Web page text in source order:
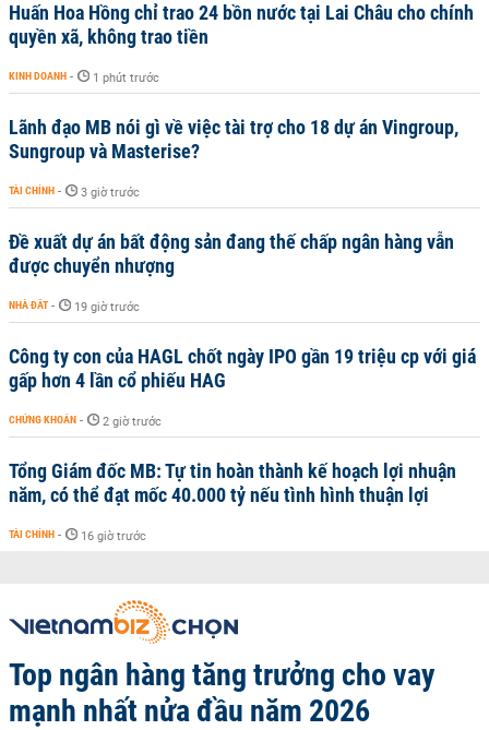
Huấn Hoa Hồng chỉ trao 24 bồn nước tại Lai Châu cho chính
quyền xã, không trao tiền
KINH DOANH - 1 phút trước
Lãnh đạo MB nói gì về việc tài trợ cho 18 dự án Vingroup,
Sungroup và Masterise?
TÀI CHÍNH - 3 giờ trước
Đề xuất dự án bất động sản đang thế chấp ngân hàng vẫn
được chuyển nhượng
NHÀ ĐẤT - 19 giờ trước
Công ty con của HAGL chốt ngày IPO gần 19 triệu cp với giá
gấp hơn 4 lần cổ phiếu HAG
CHỨNG KHOÁN - 2 giờ trước
Tổng Giám đốc MB: Tự tin hoàn thành kế hoạch lợi nhuận
năm, có thể đạt mốc 40.000 tỷ nếu tình hình thuận lợi
TÀI CHÍNH - 16 giờ trước
Top ngân hàng tăng trưởng cho vay
mạnh nhất nửa đầu năm 2026